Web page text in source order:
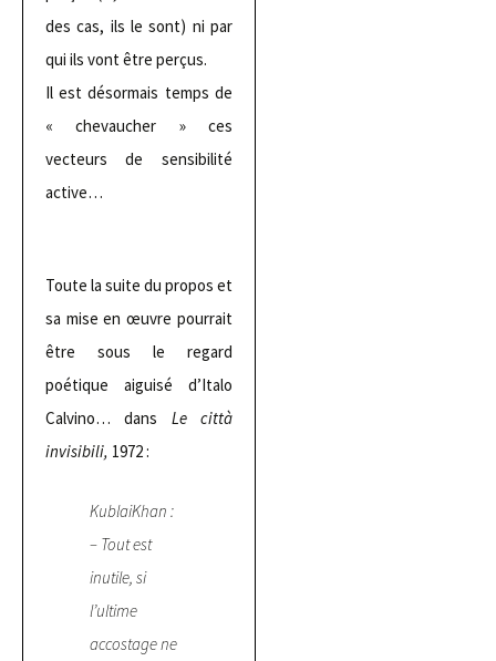
des cas, ils le sont) ni par
qui ils vont être perçus.
Il est désormais temps de
« chevaucher » ces
vecteurs de sensibilité
active…
Toute la suite du propos et
sa mise en œuvre pourrait
être sous le regard
poétique aiguisé d’Italo
Calvino… dans Le città
invisibili, 1972 :
KublaiKhan :
– Tout est
inutile, si
l’ultime
accostage ne